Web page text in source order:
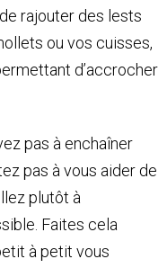
rajouter des lests
ou vos cuisses,
d’accrocher
pas à enchaîner
pas à vous aider de
plutôt à
Faites cela
à petit vous